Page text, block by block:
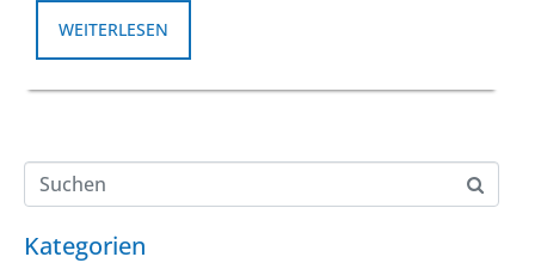
WEITERLESEN
Kategorien